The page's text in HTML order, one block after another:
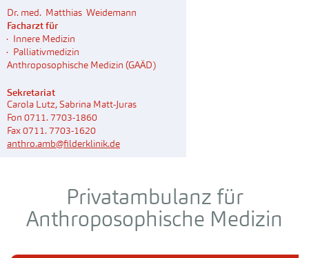
Dr. med. Matthias Weidemann
Facharzt für
Innere Medizin
Palliativmedizin
Anthroposophische Medizin (GAÄD)
Sekretariat
Carola Lutz, Sabrina Matt-Juras
Fon 0711. 7703-1860
Fax 0711. 7703-1620
anthro.amb@filderklinik.de
Privatambulanz für
Anthroposophische Medizin